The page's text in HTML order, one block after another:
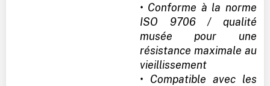
• Conforme à la norme
ISO 9706 / qualité
musée pour une
résistance maximale au
vieillissement
• Compatible avec les